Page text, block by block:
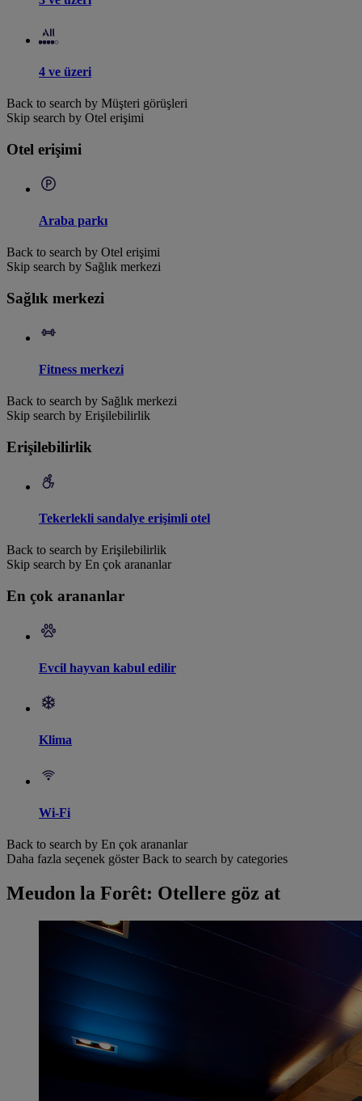
4 ve üzeri
Back to search by Müşteri görüşleri
Skip search by Otel erişimi
Otel erişimi
Araba parkı
Back to search by Otel erişimi
Skip search by Sağlık merkezi
Sağlık merkezi
Fitness merkezi
Back to search by Sağlık merkezi
Skip search by Erişilebilirlik
Erişilebilirlik
Tekerlekli sandalye erişimli otel
Back to search by Erişilebilirlik
Skip search by En çok arananlar
En çok arananlar
Evcil hayvan kabul edilir
Klima
Wi-Fi
Back to search by En çok arananlar
Daha fazla seçenek göster Back to search by categories
Meudon la Forêt: Otellere göz at